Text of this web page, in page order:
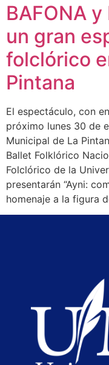
BAFONA
un gran
folclórico
Pintana
El espectáculo, con
próximo lunes 30 de
Municipal de La
Ballet Folklórico
Folclórico de la
presentarán “Ayni:
homenaje a la figura